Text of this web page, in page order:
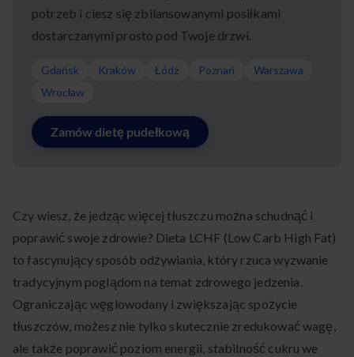
potrzeb i ciesz się zbilansowanymi posiłkami
dostarczanymi prosto pod Twoje drzwi.
Gdańsk Kraków Łódź Poznań
Warszawa
Wrocław
Zamów dietę pudełkową
Czy wiesz, że jedząc więcej tłuszczu można schudnąć i
poprawić swoje zdrowie? Dieta LCHF (Low Carb High Fat)
to fascynujący sposób odżywiania, który rzuca wyzwanie
tradycyjnym poglądom na temat zdrowego jedzenia.
Ograniczając węglowodany i zwiększając spożycie
tłuszczów, możesz nie tylko skutecznie zredukować wagę,
ale także poprawić poziom energii, stabilność cukru we